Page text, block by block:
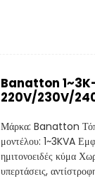
Banatton
220V/230V/
Μάρκα: Banatton
μοντέλου: 1~3KVA
ημιτονοειδές κύμα
υπερτάσεις,